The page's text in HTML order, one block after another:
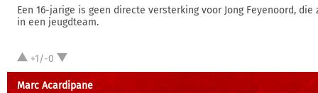
Een 16-jarige is geen directe versterking voor Jong Feyenoord,
in een jeugdteam.
+1/-0
Marc Acardipane